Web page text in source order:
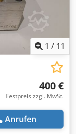
1 / 11
400 €
Festpreis zzgl. MwSt.
Anrufen